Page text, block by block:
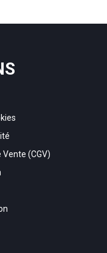
(CGV)